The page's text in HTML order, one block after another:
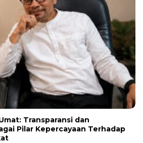
Transparansi dan
Pilar Kepercayaan Terhadap